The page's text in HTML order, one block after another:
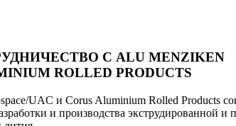
С ALU MENZIKEN
ROLLED PRODUCTS
UAC и Corus Aluminium Rolled Products
и производства экструдированной и